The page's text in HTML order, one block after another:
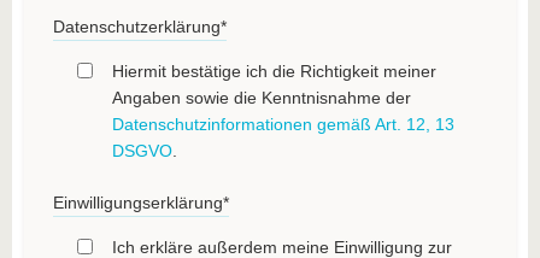
Datenschutzerklärung*
Hiermit bestätige ich die Richtigkeit meiner
Angaben sowie die Kenntnisnahme der
Datenschutzinformationen gemäß Art. 12, 13
DSGVO
Einwilligungserklärung*
Ich erkläre außerdem meine Einwilligung zur